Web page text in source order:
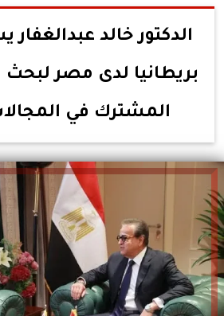
الدكتور خالد
بريطانيا لدى مصر لبحث
المشترك في